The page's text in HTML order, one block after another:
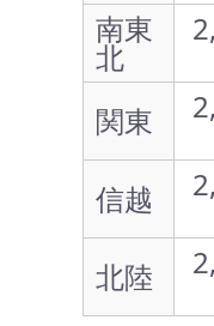
南東
北
関東
信越
北陸